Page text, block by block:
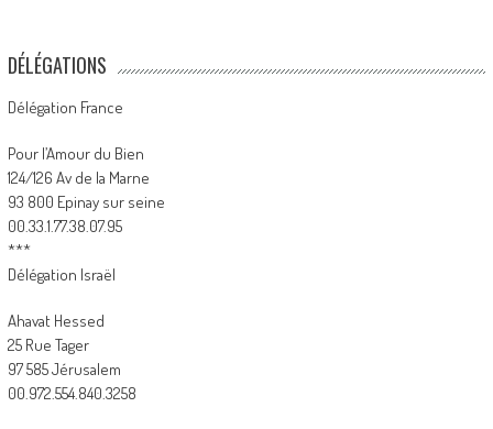
DÉLÉGATIONS
Délégation France
Pour l’Amour du Bien
124/126 Av de la Marne
93 800 Epinay sur seine
00.33.1.77.38.07.95
***
Délégation Israël
Ahavat Hessed
25 Rue Tager
97 585 Jérusalem
00.972.554.840.3258